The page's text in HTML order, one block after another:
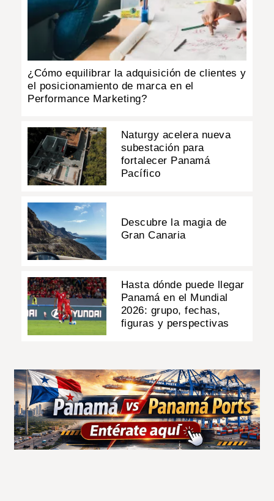
¿Cómo equilibrar la adquisición de clientes y
el posicionamiento de marca en el
Performance Marketing?
Naturgy acelera nueva
subestación para
fortalecer Panamá
Pacífico
Descubre la magia de
Gran Canaria
Hasta dónde puede llegar
Panamá en el Mundial
2026: grupo, fechas,
figuras y perspectivas